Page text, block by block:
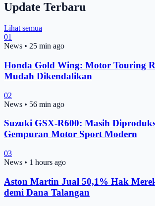
Update Terbaru
Lihat semua
01
News • 25 min ago
Honda Gold Wing: Motor Touring
Mudah Dikendalikan
02
News • 56 min ago
Suzuki GSX-R600: Masih
Gempuran Motor Sport Modern
03
News • 1 hours ago
Aston Martin Jual 50,1% Hak
demi Dana Talangan